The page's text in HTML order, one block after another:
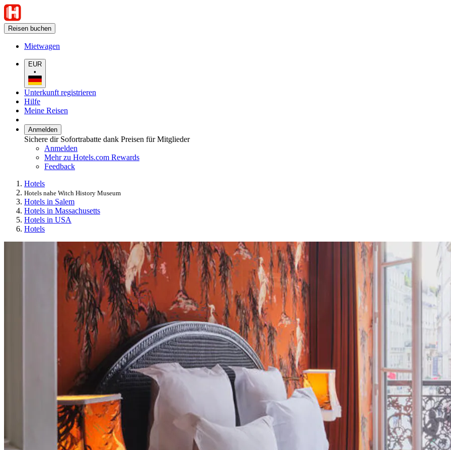
Reisen buchen
Mietwagen
EUR
•
Unterkunft registrieren
Hilfe
Meine Reisen
Anmelden
Sichere dir Sofortrabatte dank Preisen für Mitglieder
Anmelden
Mehr zu Hotels.com Rewards
Feedback
Hotels
Hotels nahe Witch History Museum
Hotels in Salem
Hotels in Massachusetts
Hotels in USA
Hotels